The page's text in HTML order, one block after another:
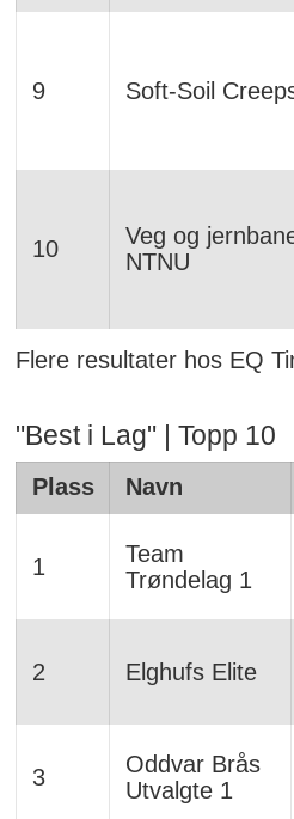
9 Soft-Soil
10
Veg og
NTNU
Flere resultater hos EQ
"Best i Lag" | Topp 10
Plass Navn
1
Team
Trøndelag 1
2 Elghufs Elite
3
Oddvar Brås
Utvalgte 1